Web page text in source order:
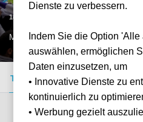
18.10.2026
MAD, ESP
Tickets kaufen Event-Info
Dienste zu verbessern.
Indem Sie die Option
auswählen, ermöglichen
Daten einzusetzen, um
• Innovative Dienste zu
kontinuierlich zu
• Werbung gezielt